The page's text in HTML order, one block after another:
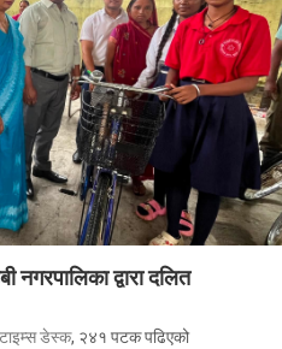
नगरपालिका द्वारा दलित
डेस्क, २४१ पटक पढिएको